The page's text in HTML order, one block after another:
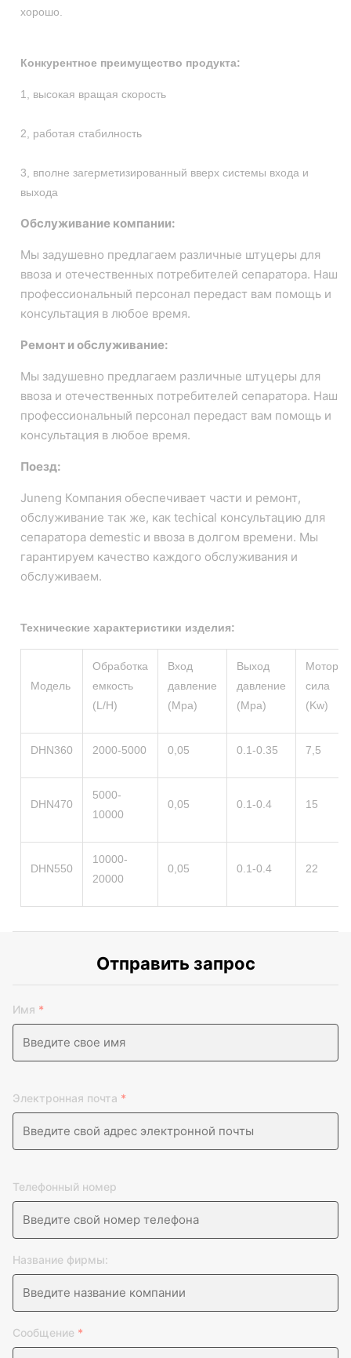
хорошо.
Конкурентное преимущество продукта:
1, высокая вращая скорость
2, работая стабилность
3, вполне загерметизированный вверх системы входа и
выхода
Обслуживание компании:
Мы задушевно предлагаем различные штуцеры для
ввоза и отечественных потребителей сепаратора. Наш
профессиональный персонал передаст вам помощь и
консультация в любое время.
Ремонт и обслуживание:
Мы задушевно предлагаем различные штуцеры для
ввоза и отечественных потребителей сепаратора. Наш
профессиональный персонал передаст вам помощь и
консультация в любое время.
Поезд:
Juneng Компания обеспечивает части и ремонт,
обслуживание так же, как techical консультацию для
сепаратора demestic и ввоза в долгом времени. Мы
гарантируем качество каждого обслуживания и
обслуживаем.
Технические характеристики изделия:
Модель
Обработка
емкость
(L/H)
Вход
давление
(Mpa)
Выход
давление
(Mpa)
Мотор
сила
(Kw)
DHN360 2000-5000 0,05 0.1-0.35 7,5
DHN470
5000-
10000
0,05 0.1-0.4 15
DHN550
10000-
20000
0,05 0.1-0.4 22
Отправить запрос
Имя *
Электронная почта *
Телефонный номер
Название фирмы:
Сообщение *